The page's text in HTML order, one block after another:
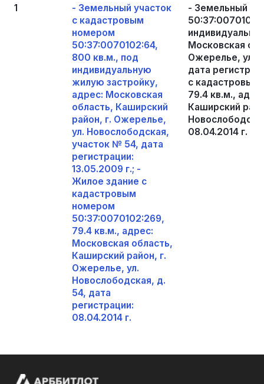
1
- Земельный участок
с кадастровым
номером
50:37:0070102:64,
800 кв.м., под
индивидуальную
жилую застройку,
адрес: Московская
область, Каширский
район, г. Ожерелье,
ул. Новослободская,
участок № 54, дата
регистрации:
13.05.2009 г.; -
Жилое здание с
кадастровым
номером
50:37:0070102:269,
79.4 кв.м., адрес:
Московская область,
Каширский район, г.
Ожерелье, ул.
Новослободская, д.
54, дата
регистрации:
08.04.2014 г.
- Земельный
Московская
Ожерелье, ул.
дата
с
79.4 кв.м.,
Каширский
08.04.2014 г.